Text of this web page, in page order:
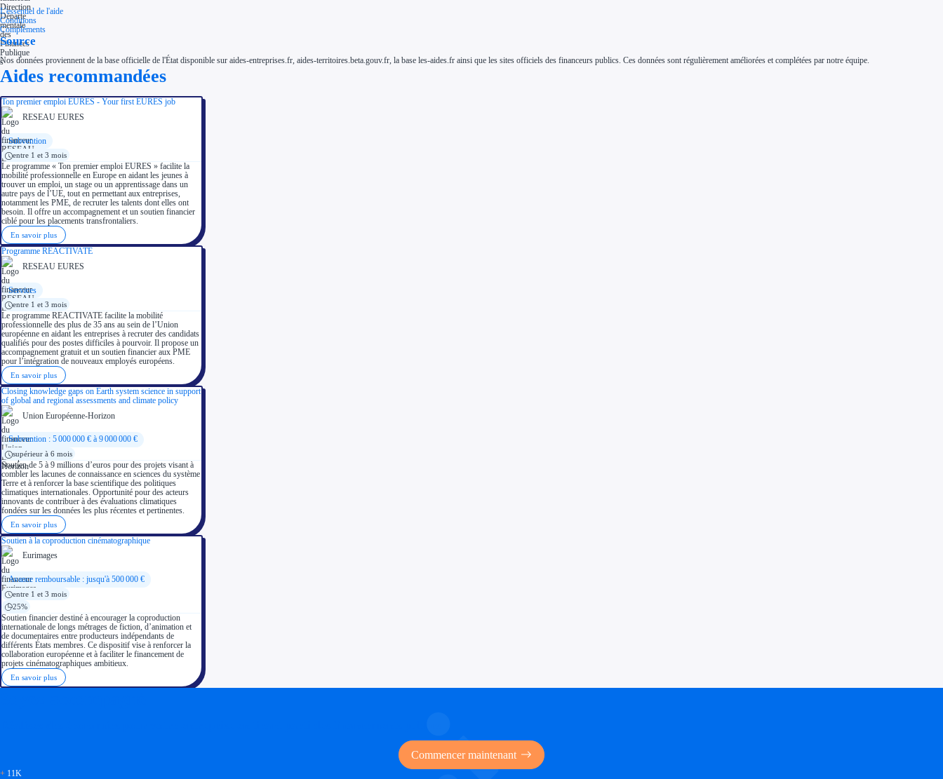
L'essentiel de l'aide
Conditions
Compléments
Source
Nos données proviennent de la base officielle de l'État disponible sur aides-entreprises.fr, aides-territoires.beta.gouv.fr, la base les-aides.fr ainsi que les sites officiels des financeurs publics. Ces données sont régulièrement améliorées et complétées par notre équipe.
Aides recommandées
Ton premier emploi EURES - Your first EURES job
RESEAU EURES
Subvention
entre 1 et 3 mois
Le programme « Ton premier emploi EURES » facilite la
mobilité professionnelle en Europe en aidant les jeunes à
trouver un emploi, un stage ou un apprentissage dans un
autre pays de l’UE, tout en permettant aux entreprises,
notamment les PME, de recruter les talents dont elles ont
besoin. Il offre un accompagnement et un soutien financier
ciblé pour les placements transfrontaliers.
En savoir plus
Programme REACTIVATE
RESEAU EURES
Services
entre 1 et 3 mois
Le programme REACTIVATE facilite la mobilité
professionnelle des plus de 35 ans au sein de l’Union
européenne en aidant les entreprises à recruter des candidats
qualifiés pour des postes difficiles à pourvoir. Il propose un
accompagnement gratuit et un soutien financier aux PME
pour l’intégration de nouveaux employés européens.
En savoir plus
Closing knowledge gaps on Earth system science in support
of global and regional assessments and climate policy
Union Européenne-Horizon
Subvention : 5 000 000 € à 9 000 000 €
supérieur à 6 mois
Soutien de 5 à 9 millions d’euros pour des projets visant à
combler les lacunes de connaissance en sciences du système
Terre et à renforcer la base scientifique des politiques
climatiques internationales. Opportunité pour des acteurs
innovants de contribuer à des évaluations climatiques
fondées sur les données les plus récentes et pertinentes.
En savoir plus
Soutien à la coproduction cinématographique
Eurimages
Avance remboursable : jusqu'à 500 000 €
entre 1 et 3 mois
25%
Soutien financier destiné à encourager la coproduction
internationale de longs métrages de fiction, d’animation et
de documentaires entre producteurs indépendants de
différents États membres. Ce dispositif vise à renforcer la
collaboration européenne et à faciliter le financement de
projets cinématographiques ambitieux.
En savoir plus
Commencer maintenant
+ 11K